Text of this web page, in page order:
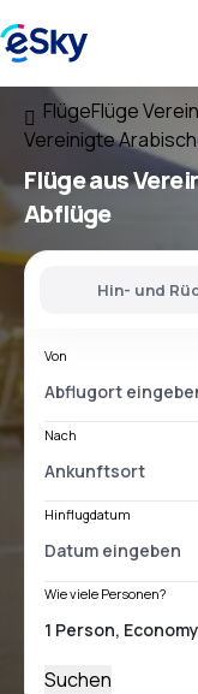
FlügeFlüge
Vereinigte
Flügeaus
Abflüge
Hin- und
Von
Nach
Hinflugdatum
Wie viele Personen?
Suchen